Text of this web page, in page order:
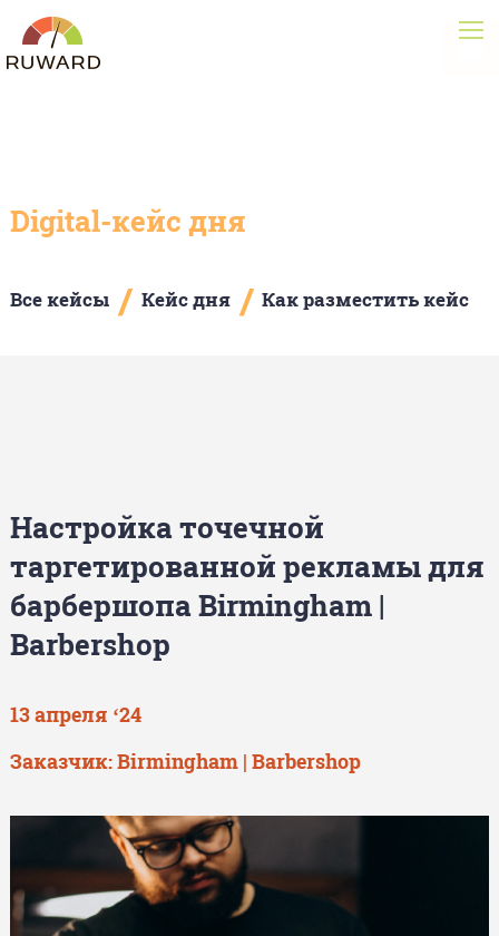
Digital-кейс дня
Все кейсы / Кейс дня / Как разместить кейс
Настройка точечной
таргетированной рекламы для
барбершопа Birmingham |
Barbershop
13 апреля ‘24
Заказчик: Birmingham | Barbershop